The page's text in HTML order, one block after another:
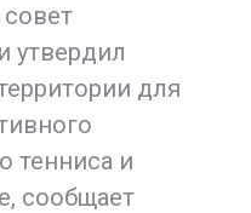
утвердил
для
тенниса и
сообщает